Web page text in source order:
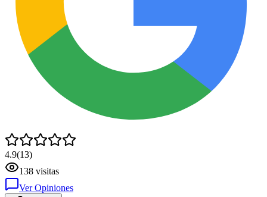
4.9(13)
138 visitas
Ver Opiniones